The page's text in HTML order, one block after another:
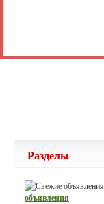
Разделы
объявления